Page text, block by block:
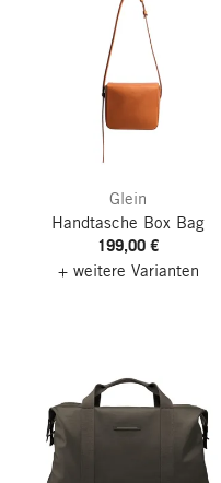
Glein
Handtasche Box Bag
199,00 €
+ weitere Varianten